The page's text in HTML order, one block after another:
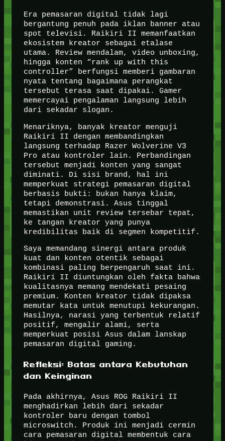
Era pemasaran digital tidak lagi
bergantung penuh pada iklan banner atau
spot televisi. Raikiri II memanfaatkan
ekosistem kreator sebagai etalase
utama. Review mendalam, video unboxing,
hingga konten “rank up with this
controller” berfungsi memberi gambaran
nyata tentang bagaimana perangkat
tersebut terasa saat dipakai. Gamer
memercayai pengalaman langsung lebih
dari sekadar slogan.
Menariknya, banyak kreator menguji
Raikiri II dengan membandingkan
langsung terhadap Razer Wolverine V3
Pro atau kontroler lain. Perbandingan
tersebut menjadi konten yang sangat
diminati. Di sisi brand, hal ini
memperkuat strategi pemasaran digital
berbasis bukti: bukan hanya klaim,
tetapi demonstrasi. Asus tinggal
memastikan unit review tersebar tepat,
ke tangan kreator yang punya
kredibilitas baik di segmen kompetitif.
Saya memandang sinergi antara produk
kuat dan konten otentik sebagai
kombinasi paling berpengaruh saat ini.
Raikiri II diuntungkan oleh fakta bahwa
kualitasnya memang mendekati pesaing
premium. Konten kreator tidak dipaksa
memutar kata untuk menutupi kekurangan.
Hasilnya, narasi yang terbentuk relatif
positif, mengalir alami, serta
memperkuat posisi Asus dalam lanskap
pemasaran digital gaming.
Refleksi: Batas antara Kebutuhan
dan Keinginan
Pada akhirnya, Asus ROG Raikiri II
menghadirkan lebih dari sekadar
kontroler baru dengan tombol
microswitch. Produk ini menjadi cermin
cara pemasaran digital membentuk cara